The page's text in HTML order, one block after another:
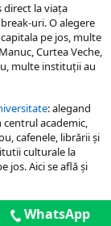
direct la viața
uri. O alegere
pe jos, multe
Curtea Veche,
multe instituții au
: alegand
centrul academic,
cafenele, librării și
culturale la
jos. Aici se află și
: oferă o combinație
Ateneul Român,
WhatsApp